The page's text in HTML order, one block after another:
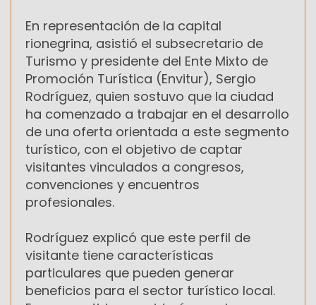
En representación de la capital
rionegrina, asistió el subsecretario de
Turismo y presidente del Ente Mixto de
Promoción Turística (Envitur), Sergio
Rodríguez, quien sostuvo que la ciudad
ha comenzado a trabajar en el desarrollo
de una oferta orientada a este segmento
turístico, con el objetivo de captar
visitantes vinculados a congresos,
convenciones y encuentros
profesionales.
Rodríguez explicó que este perfil de
visitante tiene características
particulares que pueden generar
beneficios para el sector turístico local.